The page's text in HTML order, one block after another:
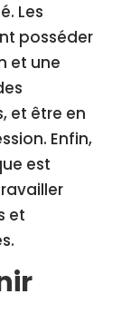
Les
posséder
et une
et être en
Enfin,
est
et